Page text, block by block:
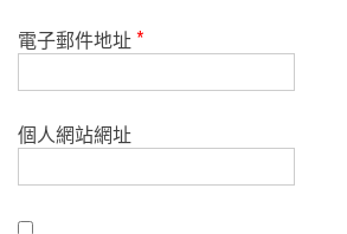
電子郵件地址*
個人網站網址